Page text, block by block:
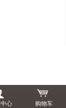
心 购物车